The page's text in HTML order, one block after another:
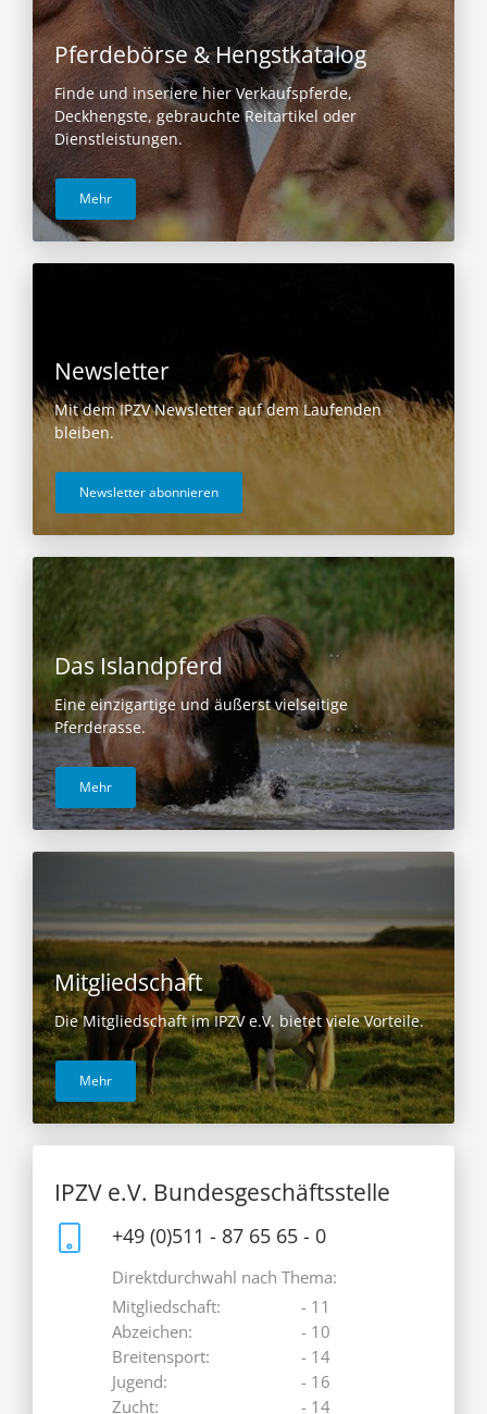
Pferdebörse & Hengstkatalog
Finde und inseriere hier Verkaufspferde,
Deckhengste, gebrauchte Reitartikel oder
Dienstleistungen.
Mehr
Newsletter
Mit dem IPZV Newsletter auf dem Laufenden
bleiben.
Newsletter abonnieren
Das Islandpferd
Eine einzigartige und äußerst vielseitige
Pferderasse.
Mehr
Mitgliedschaft
Die Mitgliedschaft im IPZV e.V. bietet viele Vorteile.
Mehr
IPZV e.V. Bundesgeschäftsstelle
+49 (0)511 - 87 65 65 - 0
Direktdurchwahl nach Thema:
Mitgliedschaft:
Abzeichen:
Breitensport:
Jugend:
Zucht:
- 11
- 10
- 14
- 16
- 14